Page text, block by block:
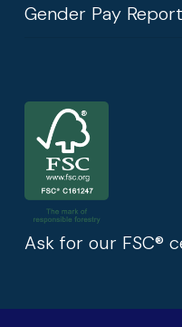
Gender Pay Report
Ask for our FSC®